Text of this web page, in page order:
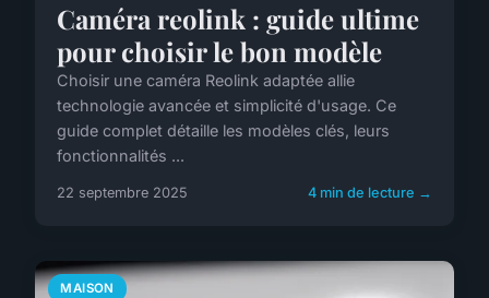
Caméra reolink : guide ultime
pour choisir le bon modèle
Choisir une caméra Reolink adaptée allie
technologie avancée et simplicité d'usage. Ce
guide complet détaille les modèles clés, leurs
fonctionnalités ...
22 septembre 2025 4 min de lecture →
MAISON